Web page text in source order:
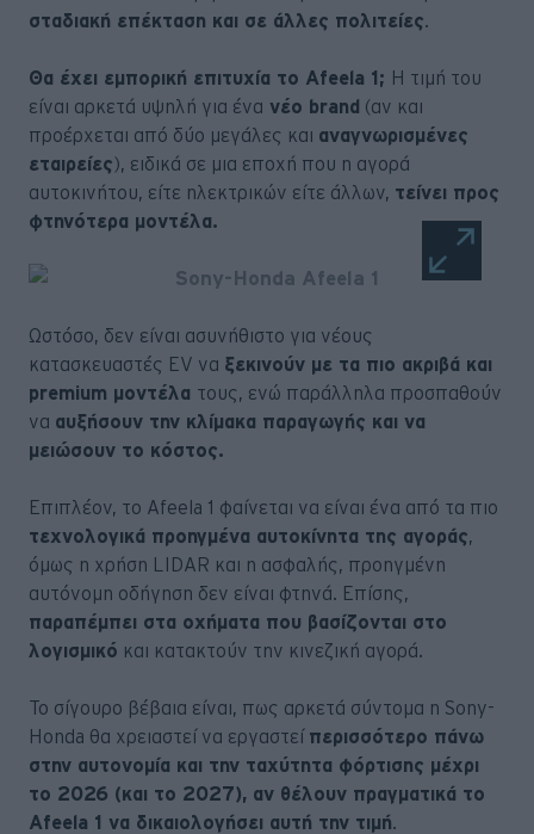
σταδιακή επέκταση και σε άλλες πολιτείες
Θα έχει εμπορική επιτυχία το Afeela 1; Η τιμή του
είναι αρκετά υψηλή για ένα νέο brand (αν και
προέρχεται από δύο μεγάλες και αναγνωρισμένες
εταιρείες), ειδικά σε μια εποχή που η αγορά
αυτοκινήτου, είτε ηλεκτρικών είτε άλλων, τείνει προς
φτηνότερα μοντέλα.
Ωστόσο, δεν είναι ασυνήθιστο για νέους
κατασκευαστές EV να ξεκινούν με τα πιο ακριβά και
premium μοντέλα τους, ενώ παράλληλα προσπαθούν
να αυξήσουν την κλίμακα παραγωγής και να
μειώσουν το κόστος.
Επιπλέον, το Afeela 1 φαίνεται να είναι ένα από τα πιο
τεχνολογικά προηγμένα αυτοκίνητα της αγοράς
όμως η χρήση LIDAR και η ασφαλής, προηγμένη
αυτόνομη οδήγηση δεν είναι φτηνά. Επίσης,
παραπέμπει στα οχήματα που βασίζονται στο
λογισμικό και κατακτούν την κινεζική αγορά.
Το σίγουρο βέβαια είναι, πως αρκετά σύντομα η Sony-
Honda θα χρειαστεί να εργαστεί περισσότερο πάνω
στην αυτονομία και την ταχύτητα φόρτισης μέχρι
το 2026 (και το 2027), αν θέλουν πραγματικά το
Afeela 1 να δικαιολογήσει αυτή την τιμή